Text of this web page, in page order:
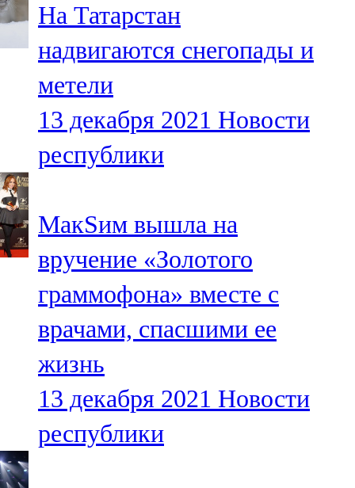
Нурлат
104,7 FM
Олы Әтнә
71,42 FM
Сарман
Теләче
106,1 FM
Түбән Кама
102,6 FM
Чирмешән
107,7 FM
Чистай
На Татарстан
надвигаются снегопады и
метели
13 декабря 2021 Новости
республики
МакSим вышла на
вручение «Золотого
граммофона» вместе с
врачами, спасшими ее
жизнь
13 декабря 2021 Новости
республики